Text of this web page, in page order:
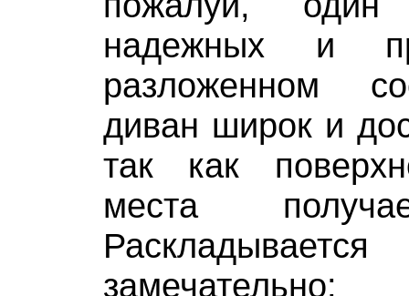
надежных и
разложенном
диван широк и
так как
места